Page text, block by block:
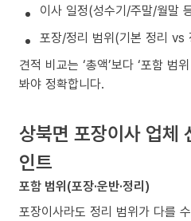
이사 일정(성수기/주말/월말
포장/정리 범위(기본 정리 vs
견적 비교는 ‘총액’보다 ‘포함 범
봐야 정확합니다.
상북면 포장이사 업체
인트
포함 범위(포장·운반·정리)
포장이사라도 정리 범위가 다를